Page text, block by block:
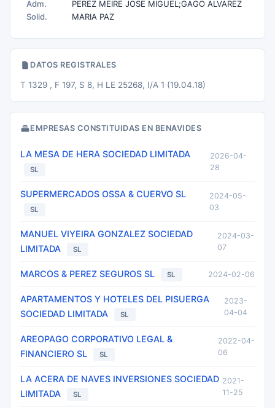
Adm.
Solid.
PEREZ MEIRE JOSE MIGUEL;GAGO ALVAREZ
MARIA PAZ
DATOS REGISTRALES
T 1329 , F 197, S 8, H LE 25268, I/A 1 (19.04.18)
EMPRESAS CONSTITUIDAS EN BENAVIDES
LA MESA DE HERA SOCIEDAD LIMITADA
SL
2026-04-
28
SUPERMERCADOS OSSA & CUERVO SL
SL
2024-05-
03
MANUEL VIYEIRA GONZALEZ SOCIEDAD
LIMITADA
SL
2024-03-
07
MARCOS & PEREZ SEGUROS SL SL 2024-02-06
APARTAMENTOS Y HOTELES DEL PISUERGA
SOCIEDAD LIMITADA
SL
2023-
04-04
AREOPAGO CORPORATIVO LEGAL &
FINANCIERO SL
SL
2022-04-
06
LA ACERA DE NAVES INVERSIONES SOCIEDAD
LIMITADA
SL
2021-
11-25